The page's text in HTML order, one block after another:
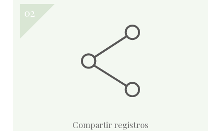
Compartir registros